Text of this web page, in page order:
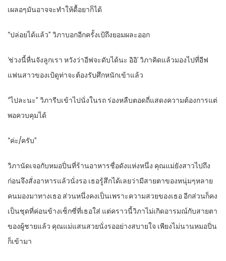
เผลอๆมันอาจจะทำให้ดื้อยาก็ได้
“ปล่อยได้แล้ว” วิภาบอกอีกครั้งเป้ถึงยอมผละออก
‘ช่วงนี้หื่นจังลูกเรา หวังว่าอีฟจะดับได้นะ อิอิ’ วิภาคิดแล้วมองไปที่อีฟ
แฟนสาวของเป้ดูท่าจะต้องรับศึกหนักเข้าแล้ว
“ไปละนะ” วิภารีบเข้าไปนั่งในรถ ร่องหลืบตอดถี่แสดงความต้องการแต่
พอควบคุมได้
“ค่ะ/ครับ”
วิภานัดเจอกับหมอปิ่นที่ร้านอาหารชื่อดังแห่งหนึ่ง คุณแม่ยังสาวไปถึง
ก่อนจึงสั่งอาหารแล้วนั่งรอ เธอรู้สึกได้เลยว่ามีสายตาของหนุ่มๆหลาย
คนมองมาทางเธอ ส่วนหนึ่งคงเป็นเพราะความสวยของเธอ อีกส่วนก็คง
เป็นชุดที่ค่อนข้างเซ็กซี่ที่เธอใส่ แต่คราวนี้วิภาไม่เกิดอารมณ์กับสายตา
ของผู้ชายแล้ว คุณแม่แสนสวยนั่งรออย่างสบายใจ เพียงไม่นานหมอปิ่น
ก็เข้ามา